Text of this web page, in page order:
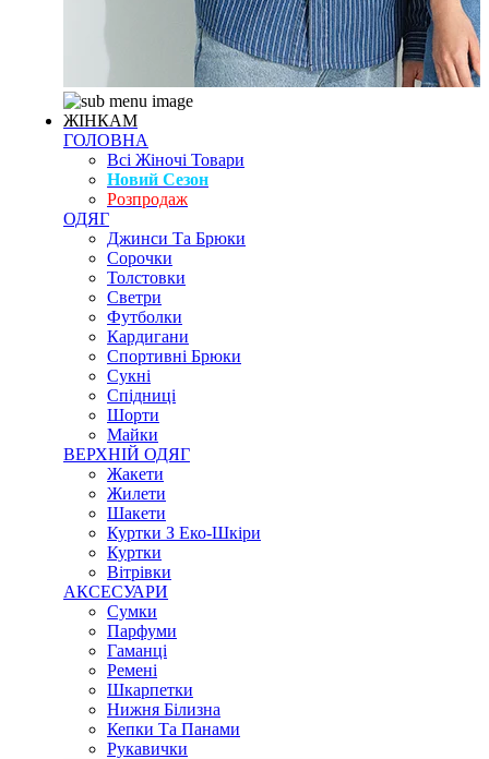
ЖІНКАМ
ГОЛОВНА
Всі Жіночі Товари
Новий Сезон
Розпродаж
ОДЯГ
Джинси Та Брюки
Сорочки
Толстовки
Светри
Футболки
Кардигани
Спортивні Брюки
Сукні
Спідниці
Шорти
Майки
ВЕРХНІЙ ОДЯГ
Жакети
Жилети
Шакети
Куртки З Еко-Шкіри
Куртки
Вітрівки
АКСЕСУАРИ
Сумки
Парфуми
Гаманці
Ремені
Шкарпетки
Нижня Білизна
Кепки Та Панами
Рукавички